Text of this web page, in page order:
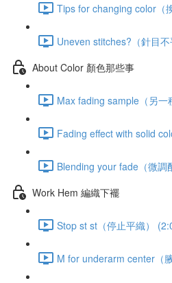
Tips for changing color（
Uneven stitches?（針目
About Color 顏色那些事
Max fading sample（另一
Fading effect with solid
Blending your fade（微調
Work Hem 編織下襬
Stop st st（停止平織）
M for underarm center（